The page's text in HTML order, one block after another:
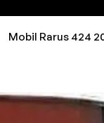
Mobil Rarus 424